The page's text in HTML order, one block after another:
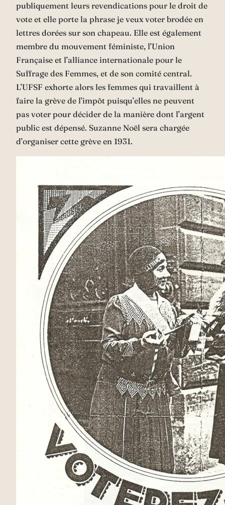
publiquement leurs revendications pour le droit de
vote et elle porte la phrase je veux voter brodée en
lettres dorées sur son chapeau. Elle est également
membre du mouvement féministe, l’Union
Française et l’alliance internationale pour le
Suffrage des Femmes, et de son comité central.
L’UFSF exhorte alors les femmes qui travaillent à
faire la grève de l’impôt puisqu’elles ne peuvent
pas voter pour décider de la manière dont l’argent
public est dépensé. Suzanne Noël sera chargée
d’organiser cette grève en 1931.